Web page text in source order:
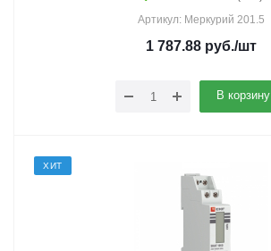
Артикул: Меркурий 201.5
1 787.88 руб./шт
В корзину
ХИТ